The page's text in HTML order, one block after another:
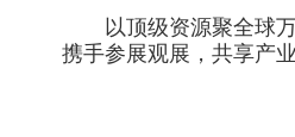
以顶级资源聚全球万
携手参展观展，共享产